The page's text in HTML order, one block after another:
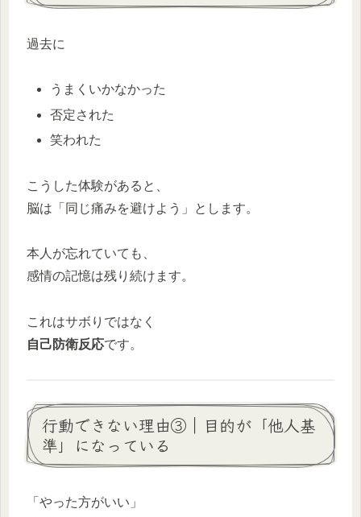
過去に
うまくいかなかった
否定された
笑われた
こうした体験があると、
脳は「同じ痛みを避けよう」とします。
本人が忘れていても、
感情の記憶は残り続けます。
これはサボりではなく
自己防衛反応です。
行動できない理由③｜目的が「他人基
準」になっている
「やった方がいい」